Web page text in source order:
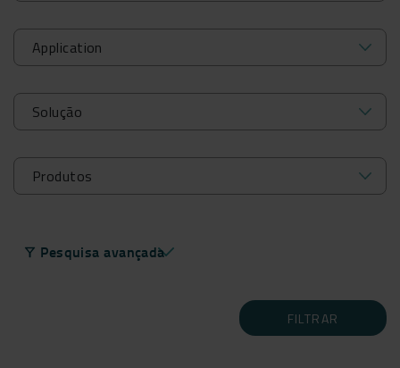
filter_alt Pesquisa avançada
FILTRAR